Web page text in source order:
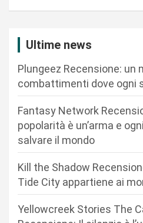
a
Ultime news
Plungeez Recensione: un
combattimenti dove ogni
Fantasy Network
popolarità è un’arma e
salvare il mondo
Kill the Shadow
Tide City appartiene ai
Yellowcreek Stories The